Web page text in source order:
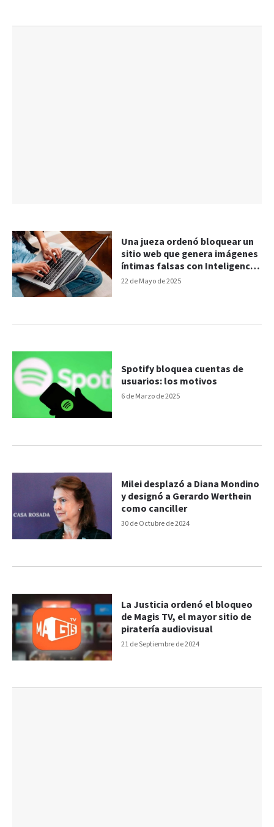
22 de Mayo de 2025
Una jueza ordenó bloquear un
sitio web que genera imágenes
íntimas falsas con Inteligencia
Artificial
6 de Marzo de 2025
Spotify bloquea cuentas de
usuarios: los motivos
30 de Octubre de 2024
Milei desplazó a Diana Mondino
y designó a Gerardo Werthein
como canciller
21 de Septiembre de 2024
La Justicia ordenó el bloqueo
de Magis TV, el mayor sitio de
piratería audiovisual